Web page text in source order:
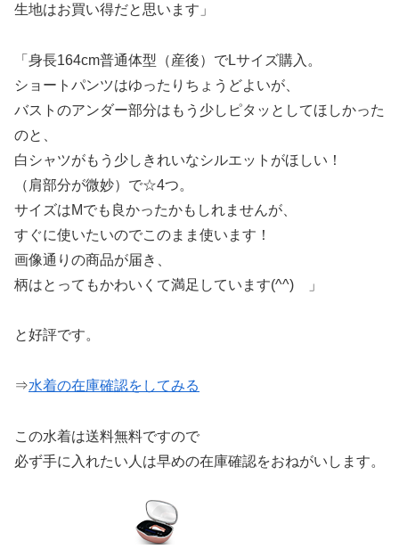
生地はお買い得だと思います」
「身長164cm普通体型（産後）でLサイズ購入。
ショートパンツはゆったりちょうどよいが、
バストのアンダー部分はもう少しピタッとしてほしかった
のと、
白シャツがもう少しきれいなシルエットがほしい！
（肩部分が微妙）で☆4つ。
サイズはMでも良かったかもしれませんが、
すぐに使いたいのでこのまま使います！
画像通りの商品が届き、
柄はとってもかわいくて満足しています(^^) 」
と好評です。
⇒水着の在庫確認をしてみる
この水着は送料無料ですので
必ず手に入れたい人は早めの在庫確認をおねがいします。